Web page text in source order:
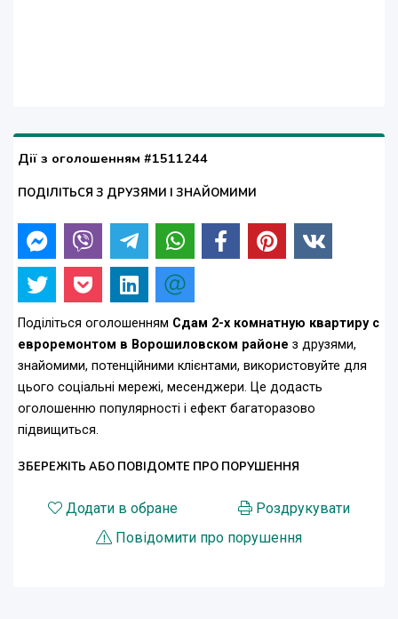
Дії з оголошенням #1511244
ПОДІЛІТЬСЯ З ДРУЗЯМИ І ЗНАЙОМИМИ
Поділіться оголошенням Сдам 2-х комнатную квартиру с
евроремонтом в Ворошиловском районе з друзями,
знайомими, потенційними клієнтами, використовуйте для
цього соціальні мережі, месенджери. Це додасть
оголошенню популярності і ефект багаторазово
підвищиться.
ЗБЕРЕЖІТЬ АБО ПОВІДОМТЕ ПРО ПОРУШЕННЯ
Додати в обране
Роздрукувати
Повідомити про порушення